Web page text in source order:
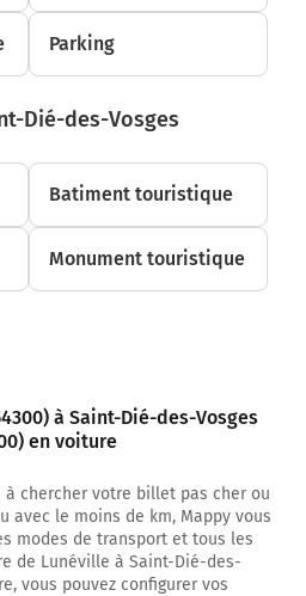
sur D98 et continuer sur 20 mètres
Vosges
Industrielle
Parking
Dié-des-Vosges
Batiment touristique
Monument touristique
à Saint-Dié-des-Vosges
en voiture
chercher votre billet pas cher ou
avec le moins de km, Mappy vous
modes de transport et tous les
de Lunéville à Saint-Dié-des-
vous pouvez configurer vos